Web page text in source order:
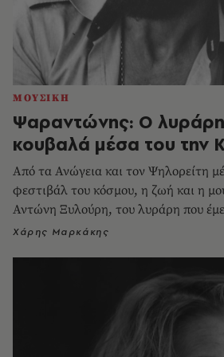
ΜΟΥΣΙΚΗ
Ψαραντώνης: Ο
κουβαλά μέσα του την
Από τα Ανώγεια και τον Ψηλορείτη
φεστιβάλ του κόσμου, η ζωή και η
Αντώνη Ξυλούρη, του λυράρη που
Χάρης Μαρκάκης